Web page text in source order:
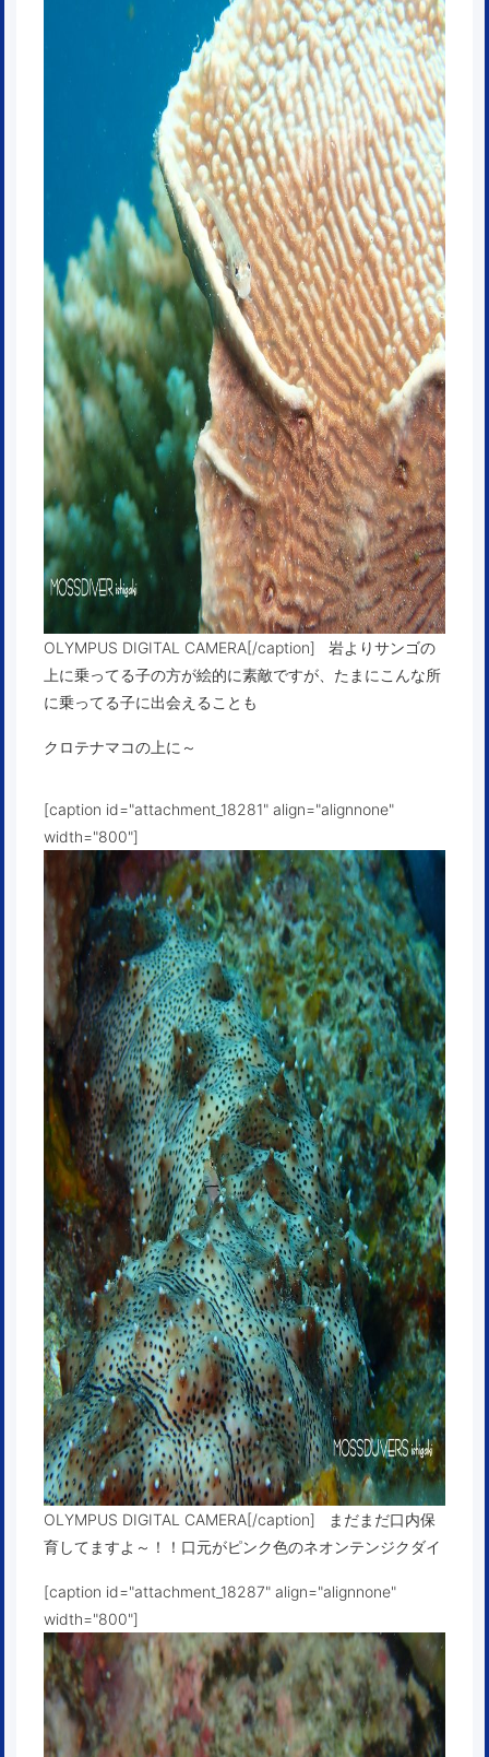
OLYMPUS DIGITAL CAMERA[/caption] 岩よりサンゴの
上に乗ってる子の方が絵的に素敵ですが、たまにこんな所
に乗ってる子に出会えることも
クロテナマコの上に～
[caption id="attachment_18281" align="alignnone"
width="800"]
OLYMPUS DIGITAL CAMERA[/caption] まだまだ口内保
育してますよ～！！口元がピンク色のネオンテンジクダイ
[caption id="attachment_18287" align="alignnone"
width="800"]